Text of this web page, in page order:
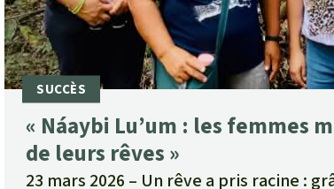
« Náaybi Lu’um : les femmes
de leurs rêves »
23 mars 2026
Un rêve a pris racine :